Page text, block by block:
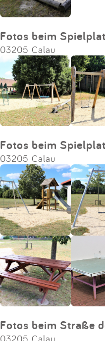
Fotos beim
03205 Calau
Fotos beim
03205 Calau
Fotos beim Straße
03205 Calau